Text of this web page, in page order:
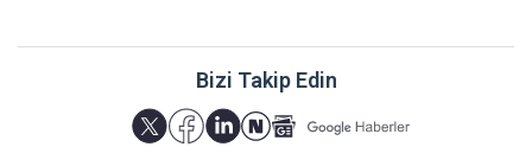
Bizi Takip Edin